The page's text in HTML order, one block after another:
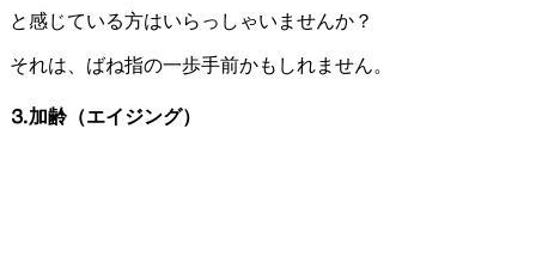
と感じている方はいらっしゃいませんか？
それは、ばね指の一歩手前かもしれません。
⒊加齢（エイジング）